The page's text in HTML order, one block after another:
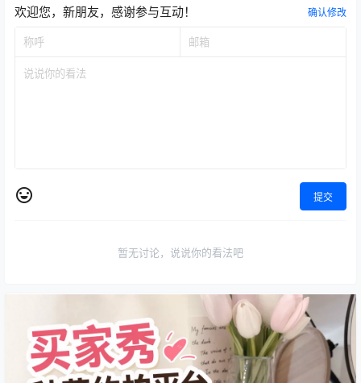
欢迎您，新朋友，感谢参与互动！ 确认修改
提交
暂无讨论，说说你的看法吧